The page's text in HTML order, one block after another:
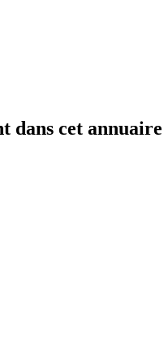
dans cet annuaire